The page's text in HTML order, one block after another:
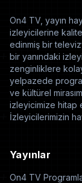
On4 TV, yayın
izleyicilerine
edinmiş bir
bir yanındaki
zenginliklere
yelpazede
ve kültürel
izleyicimize hitap
İzleyicilerimizin
Yayınlar
On4 TV